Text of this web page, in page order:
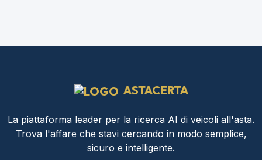
ASTACERTA
La piattaforma leader per la ricerca AI di veicoli all'asta.
Trova l'affare che stavi cercando in modo semplice,
sicuro e intelligente.